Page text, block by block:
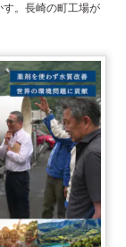
す。長崎の町工場が